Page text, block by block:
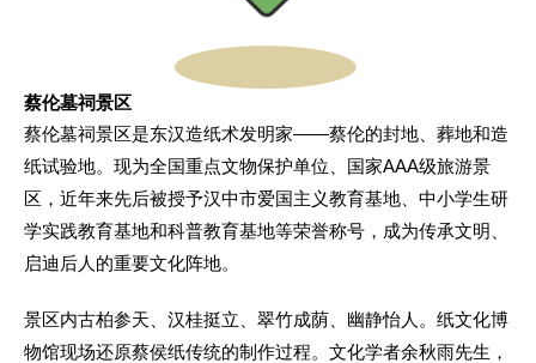
蔡伦墓祠景区
蔡伦墓祠景区是东汉造纸术发明家——蔡伦的封地、葬地和造
纸试验地。现为全国重点文物保护单位、国家AAA级旅游景
区，近年来先后被授予汉中市爱国主义教育基地、中小学生研
学实践教育基地和科普教育基地等荣誉称号，成为传承文明、
启迪后人的重要文化阵地。
景区内古柏参天、汉桂挺立、翠竹成荫、幽静怡人。纸文化博
物馆现场还原蔡侯纸传统的制作过程。文化学者余秋雨先生，